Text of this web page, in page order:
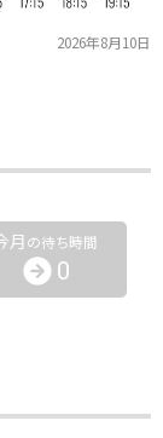
2026年8月10日
月の待ち時間
0